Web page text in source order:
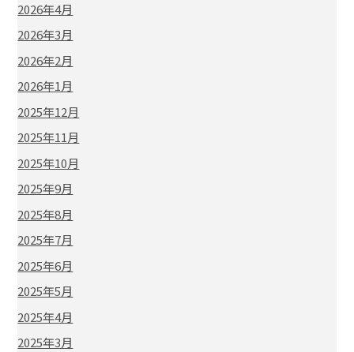
2026年4月
2026年3月
2026年2月
2026年1月
2025年12月
2025年11月
2025年10月
2025年9月
2025年8月
2025年7月
2025年6月
2025年5月
2025年4月
2025年3月